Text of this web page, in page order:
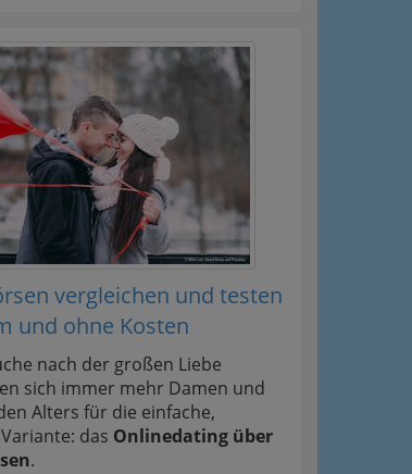
vergleichen und testen
und ohne Kosten
nach der großen Liebe
sich immer mehr Damen und
Alters für die einfache,
das Onlinedating über
.